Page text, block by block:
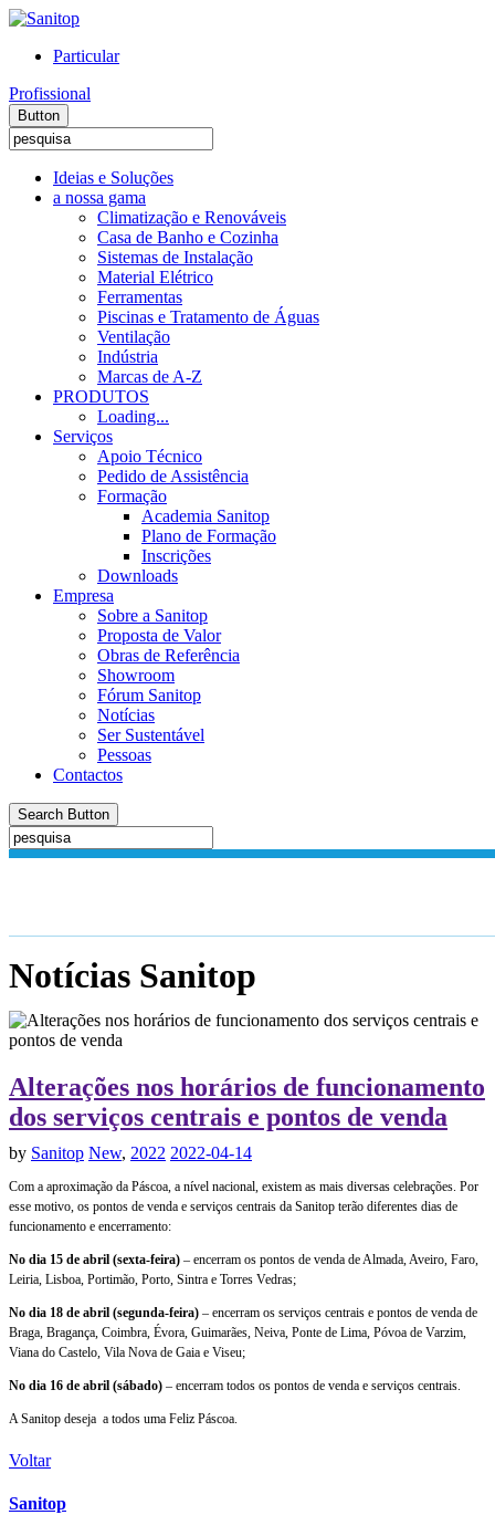
Particular
Profissional
Button
Ideias e Soluções
a nossa gama
Climatização e Renováveis
Casa de Banho e Cozinha
Sistemas de Instalação
Material Elétrico
Ferramentas
Piscinas e Tratamento de Águas
Ventilação
Indústria
Marcas de A-Z
PRODUTOS
Loading...
Serviços
Apoio Técnico
Pedido de Assistência
Formação
Academia Sanitop
Plano de Formação
Inscrições
Downloads
Empresa
Sobre a Sanitop
Proposta de Valor
Obras de Referência
Showroom
Fórum Sanitop
Notícias
Ser Sustentável
Pessoas
Contactos
Search Button
Notícias Sanitop
Alterações nos horários de funcionamento
dos serviços centrais e pontos de venda
by Sanitop New, 2022 2022-04-14
Com a aproximação da Páscoa, a nível nacional, existem as mais diversas celebrações. Por
esse motivo, os pontos de venda e serviços centrais da Sanitop terão diferentes dias de
funcionamento e encerramento:
No dia 15 de abril (sexta-feira) – encerram os pontos de venda de Almada, Aveiro, Faro,
Leiria, Lisboa, Portimão, Porto, Sintra e Torres Vedras;
No dia 18 de abril (segunda-feira) – encerram os serviços centrais e pontos de venda de
Braga, Bragança, Coimbra, Évora, Guimarães, Neiva, Ponte de Lima, Póvoa de Varzim,
Viana do Castelo, Vila Nova de Gaia e Viseu;
No dia 16 de abril (sábado) – encerram todos os pontos de venda e serviços centrais.
A Sanitop deseja a todos uma Feliz Páscoa.
Voltar
Sanitop